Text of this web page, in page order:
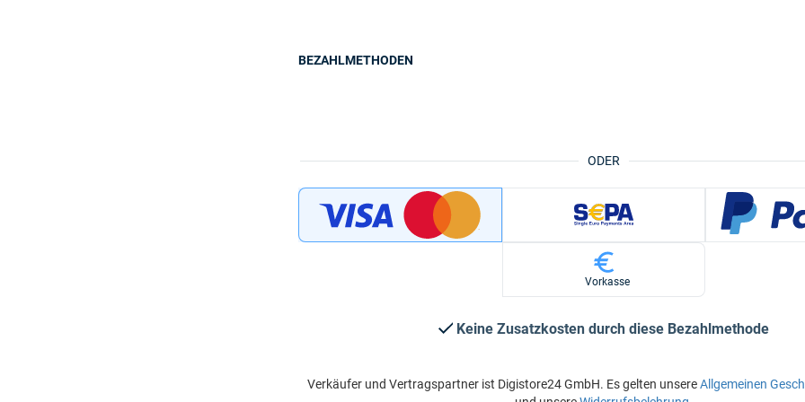
ODER
BEZAHLMETHODEN
Vorkasse
Keine Zusatzkosten durch diese Bezahlmethode
Verkäufer und Vertragspartner ist Digistore24 GmbH. Es gelten unsereAllgemeinen